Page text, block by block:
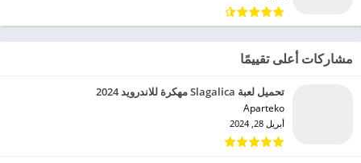
مشاركات أعلى تقييمًا
تحميل لعبة Slagalica مهكرة للاندرويد 2024
Aparteko‏
أبريل 28, 2024